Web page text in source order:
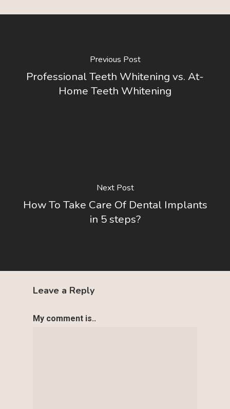
Previous Post
Professional Teeth Whitening vs. At-
Home Teeth Whitening
Next Post
How To Take Care Of Dental Implants
in 5 steps?
Leave a Reply
My comment is..